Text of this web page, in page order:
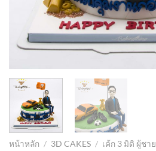
หน้าหลัก / 3D CAKES / เค้ก 3 มิติ ผู้ชาย